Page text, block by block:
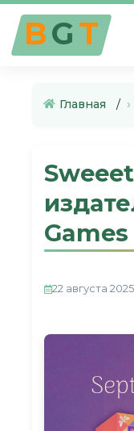
BGT
Главная ›
Games
22 августа 2025